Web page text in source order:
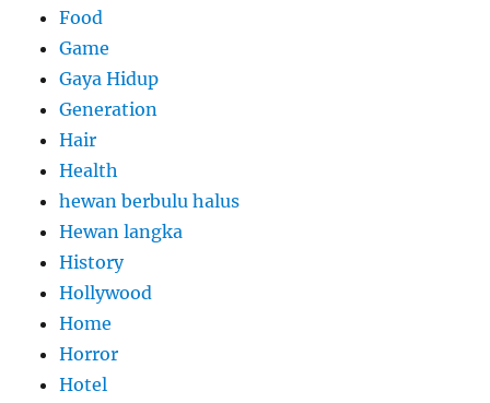
Food
Game
Gaya Hidup
Generation
Hair
Health
hewan berbulu halus
Hewan langka
History
Hollywood
Home
Horror
Hotel